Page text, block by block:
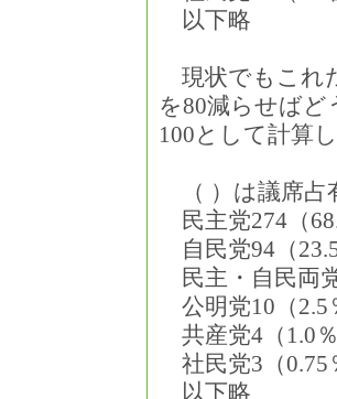
以下略
現状でもこれ
を80減らせばど
100として計算
（ ）は議席占
民主党274（
自民党94（
民主・自民両
公明党10（2.5
共産党4（1.0
社民党3（0.75
以下略